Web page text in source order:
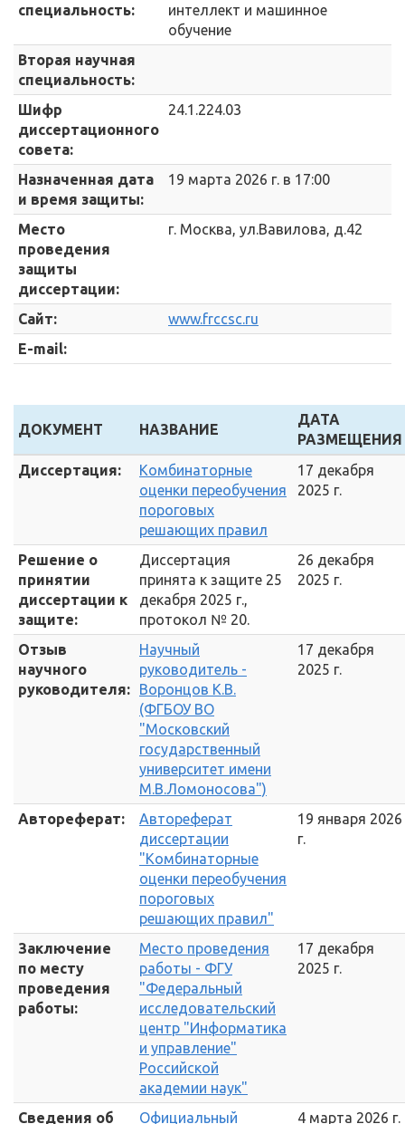
специальность:
интеллект и машинное
обучение
Вторая научная
специальность:
Шифр
диссертационного
совета:
24.1.224.03
Назначенная дата
и время защиты:
19 марта 2026 г. в 17:00
Место
проведения
защиты
диссертации:
г. Москва, ул.Вавилова, д.42
Сайт:
www.frccsc.ru
E-mail:
ДОКУМЕНТ НАЗВАНИЕ
ДАТА
РАЗМЕЩЕНИЯ
Диссертация:
Комбинаторные
оценки переобучения
пороговых
решающих правил
17 декабря
2025 г.
Решение о
принятии
диссертации к
защите:
Диссертация
принята к защите 25
декабря 2025 г.,
протокол № 20.
26 декабря
2025 г.
Отзыв
научного
руководителя:
Научный
руководитель -
Воронцов К.В.
(ФГБОУ ВО
"Московский
государственный
университет имени
М.В.Ломоносова")
17 декабря
2025 г.
Автореферат:
Автореферат
диссертации
"Комбинаторные
оценки переобучения
пороговых
решающих правил"
19 января 2026
г.
Заключение
по месту
проведения
работы:
Место проведения
работы - ФГУ
"Федеральный
исследовательский
центр "Информатика
и управление"
Российской
академии наук"
17 декабря
2025 г.
Сведения об Официальный 4 марта 2026 г.